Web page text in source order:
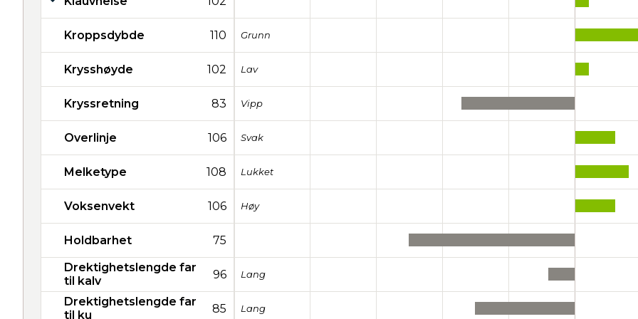
Kroppsdybde 110 Grunn
Krysshøyde 102 Lav
Kryssretning 83 Vipp
Overlinje 106 Svak
Melketype 108 Lukket
Voksenvekt 106 Høy
Holdbarhet 75
Drektighetslengde far
til kalv
96 Lang
Drektighetslengde far
til ku
85 Lang